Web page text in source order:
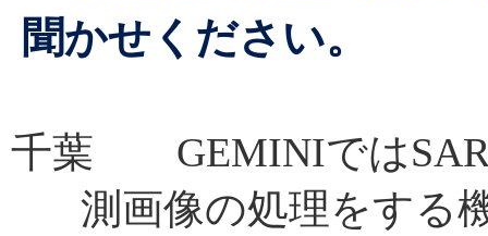
聞かせください。
千葉 GEMINIではSAR
測画像の処理をする